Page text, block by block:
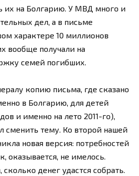
их на Болгарию. У МВД много и
дел, а в письме
характере 10 миллионов
вообще получали на
семей погибших.
копию письма, где сказано
в Болгарию, для детей
и именно на лето 2011-го),
сменить тему. Ко второй нашей
новая версия: потребностей
оказывается, не имелось.
денег удастся собрать.